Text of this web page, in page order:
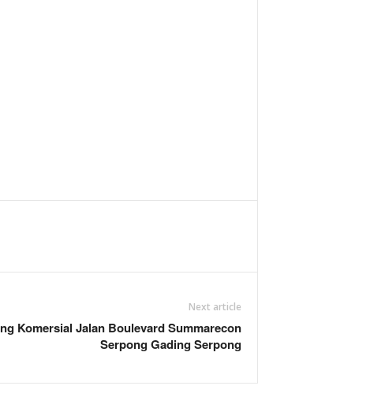
Next article
Komersial Jalan Boulevard Summarecon
Serpong Gading Serpong